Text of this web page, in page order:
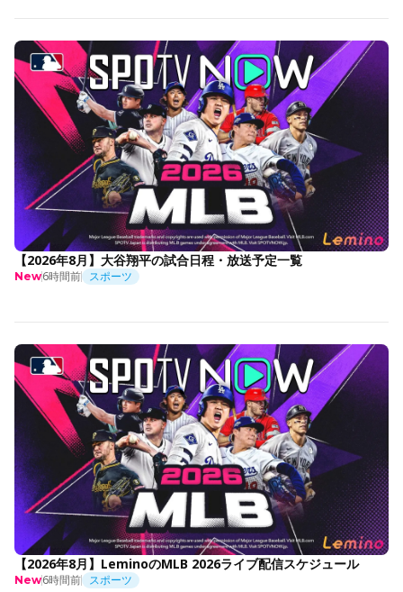
【2026年8月】大谷翔平の試合日程・放送予定一覧
New6時間前 スポーツ
【2026年8月】LeminoのMLB 2026ライブ配信スケジュール
New6時間前 スポーツ